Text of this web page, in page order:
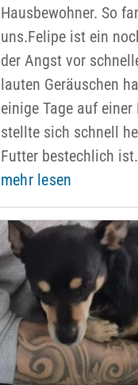
Hausbewohner. So
uns.Felipe ist ein
der Angst vor
lauten Geräuschen
einige Tage auf
stellte sich schnell
Futter bestechlich
mehr lesen